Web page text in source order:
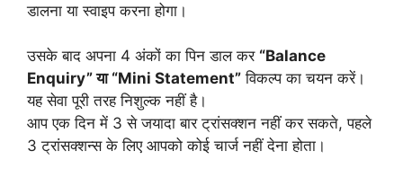
डालना या स्वाइप करना होगा।
उसके बाद अपना 4 अंकों का पिन डाल कर “Balance
Enquiry” या “Mini Statement” विकल्प का चयन करें।
यह सेवा पूरी तरह निशुल्क नहीं है।
आप एक दिन में 3 से जयादा बार ट्रांसक्शन नहीं कर सकते, पहले
3 ट्रांसक्शन्स के लिए आपको कोई चार्ज नहीं देना होता।